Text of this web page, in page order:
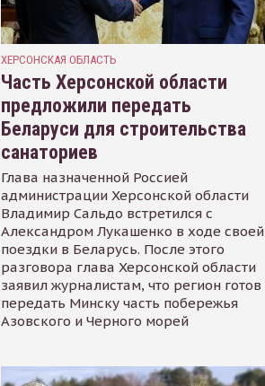
ХЕРСОНСКАЯ ОБЛАСТЬ
Часть Херсонской области
предложили передать
Беларуси для строительства
санаториев
Глава назначенной Россией
администрации Херсонской области
Владимир Сальдо встретился с
Александром Лукашенко в ходе своей
поездки в Беларусь. После этого
разговора глава Херсонской области
заявил журналистам, что регион готов
передать Минску часть побережья
Азовского и Черного морей